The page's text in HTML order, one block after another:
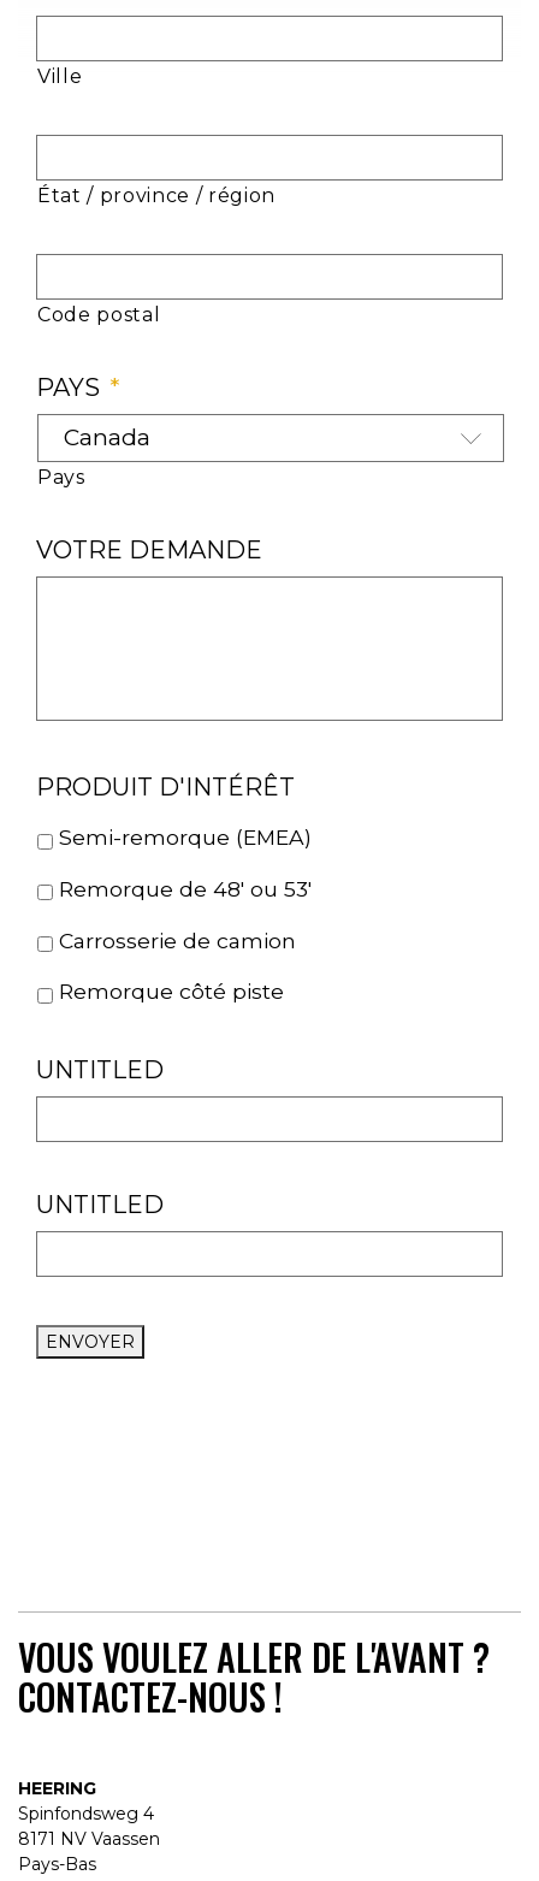
Ville
État / province / région
Code postal
PAYS *
Pays
VOTRE DEMANDE
PRODUIT D'INTÉRÊT
Semi-remorque (EMEA)
Remorque de 48' ou 53'
Carrosserie de camion
Remorque côté piste
UNTITLED
UNTITLED
ENVOYER
VOUS VOULEZ ALLER DE L'AVANT ?
CONTACTEZ-NOUS !
HEERING
Spinfondsweg 4
8171 NV Vaassen
Pays-Bas